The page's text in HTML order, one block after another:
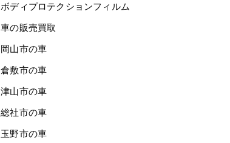
ボディプロテクションフィルム
車の販売買取
岡山市の車
倉敷市の車
津山市の車
総社市の車
玉野市の車